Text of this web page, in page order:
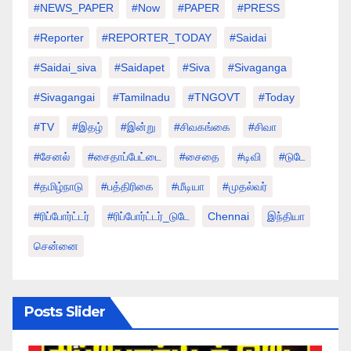
#NEWS_PAPER #Now #PAPER #PRESS
#Reporter #REPORTER_TODAY #saidai
#saidai_siva #saidapet #Siva #Sivaganga
#sivagangai #tamilnadu #TNGOVT #today
#TV #இதழ் #இன்று #சிவகங்கை #சிவா
#சேனல் #சைதாப்பேட்டை #சைதை #டிவி #டுடே
#தமிழ்நாடு #பத்திரிகை #மீடியா #முதல்வர்
#ரிப்போர்ட்டர் #ரிப்போர்ட்டர்_டுடே Chennai இந்தியா
சென்னை
Posts Slider